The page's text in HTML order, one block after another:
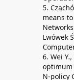
5.
means
Lwówek
6. Wei
N-policy